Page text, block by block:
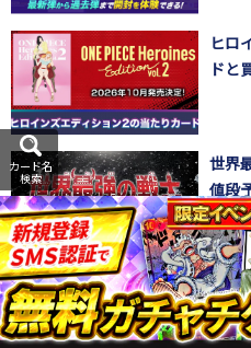
ヒロ
ドと
世界
値段
決戦
場ま
カード名
検索